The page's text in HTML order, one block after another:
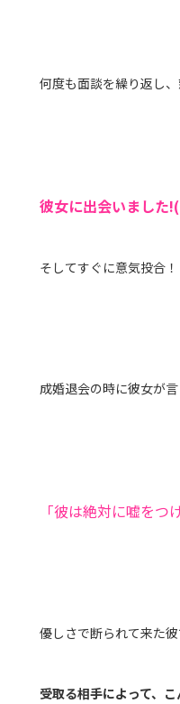
何度も面談を繰り返し
彼女に出会いました
そしてすぐに意気投合
成婚退会の時に彼女が
「彼は絶対に嘘をつ
優しさで断られて来た
受取る相手によって、